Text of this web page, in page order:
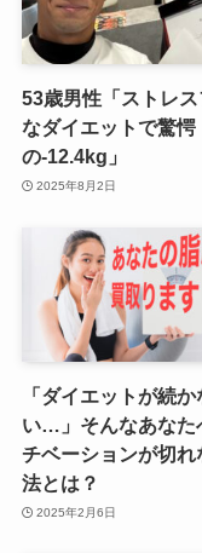
53歳男性「ストレ
なダイエットで驚愕
の-12.4kg」
2025年8月2日
「ダイエットが続か
い…」そんなあなた
チベーションが切れ
法とは？
2025年2月6日